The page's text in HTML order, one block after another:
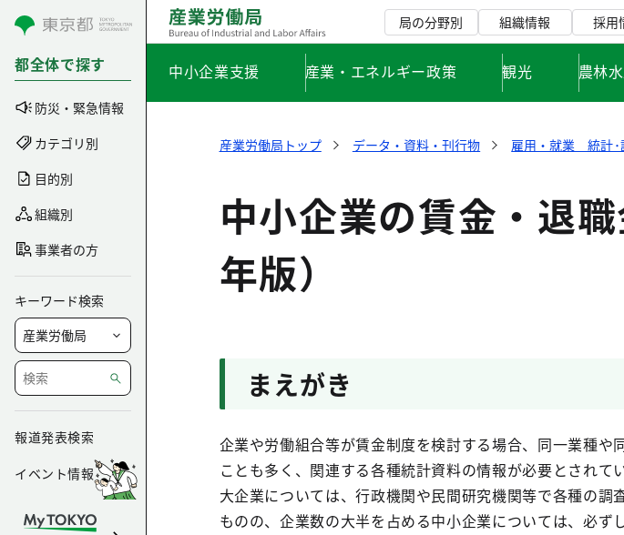
コンテンツにスキップ
都全体で探す
防災・緊急情報
カテゴリ別
目的別
組織別
事業者の方
キーワード検索
報道発表検索
イベント情報
局の分野別 組織情報 採用
中小企業支援 産業・エネルギー政策 観光 農林
産業労働局トップ データ・資料・刊行物 雇用・就業 統計･
中小企業の賃金・退
年版）
まえがき
企業や労働組合等が賃金制度を検討する場合、同一業種や
ことも多く、関連する各種統計資料の情報が必要とされてい
大企業については、行政機関や民間研究機関等で各種の調
ものの、企業数の大半を占める中小企業については、必ず